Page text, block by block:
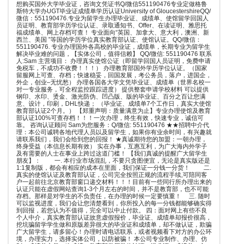
想购买国外大学毕业证，咨询文凭证书Q/微信551190476专业定做格鲁
斯特大学办UGT毕业证成绩单学历认证University of GloucestershireQQ/
微信：551190476.专业为留学生办理毕业证、成绩单、使馆留学回国人
员证明、教育部学历学位认证、录取通知书、Offer、在读证明、雅思托
福成绩单、网上存档可查！ 专业面向“英国、加拿大、意大利，澳洲、新
西兰、美国 ”等国的学历学位真实教育部认证、使馆认证。QQ/微信：
551190476. 专业办理国外各高校的毕业证，成绩单，长期专业为留学生
解决毕业难的问题，【实体公司，值得信赖】 QQ/微信: 551190476 联系
人:Sam 主营项目： 办理真实使馆公证（即留学回国人员证明，免费申请
免税车，不成功不收费！！！） 办理教育部国外学历学位认证。（国家
留服网上可查、存档；快速稳妥，回国发展，考公务员，落户，进国企，
外企，创业–无忧愁） 办理各国各大学文凭毕业证、成绩单（世界名校一
对一专业服务，可全程监控跟踪进度） 提供整套申请学校材料 可以提供
钢印、水印、烫金、激光防伪、凹凸版、版的毕业证、百分之百让您满
意、设计，印刷，DHL快递； （毕业证、成绩单7个工作日，真实大使馆
教育部认证2个月。） 【郑重声明：质量满意为止】专业办理使馆及教育
部认证100%可查存档！！！一次办理，终生有效，快速专业，诚信可
靠。 咨询认证顾问 Sam为您服务：Q/微信: 551190476 ★★招聘中介代
理：本公司诚聘各地代理人员以及留学生，如果你有业余时间，有兴趣就
请联系我们，我们会给到您的回报！ ★真诚期待您的加盟：一朝办理，
终身受益（本信息长期有效） 实在办事，互惠互利，为广大海内外学子
及有需要的人士在事业上跨过这道门槛！ 【我们真诚的提醒广大留学生
朋友】： 一. 本行业市场混乱，不要只贪图便宜，无论是真实版还是
1:1复制版，都会有相应的成本在里面，我们保证一分钱一分货！ 二.
真实的使馆认证及教育部认证，公司完全按照正规的流程手续,可陪同客
户一起前往北京教育部窗口递交材料！！！目前有一些同行所办理出来的
认证只能在虚假网站查询1-3个月左右的时间，并不是教育部，也不可能
存档。那样是对学生的不负责任，在办理的时候一定要慎重！ 三. 随时
可以监视进度，我们会让您清楚看到，你所投入的每一分钱都能够确实得
到回报，若您认为不值得，完全可以中止付款。 四：面对网上有些不良
个人中介，真实教育部认证故意虚假报价，毕业证、成绩单却报价很高，
挖坑骗留学学生做和原版差异很大的毕业证和成绩单，却不做认证，欺骗
广大留学生，请多留心！办理时请电话联系，或者视频看下对方的办公环
境，办理实力，选择实体公司，以防被骗！ 本公司专业制作、办理、仿